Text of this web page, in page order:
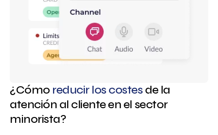
¿Cómo reducir los costes de la
atención al cliente en el sector
minorista?